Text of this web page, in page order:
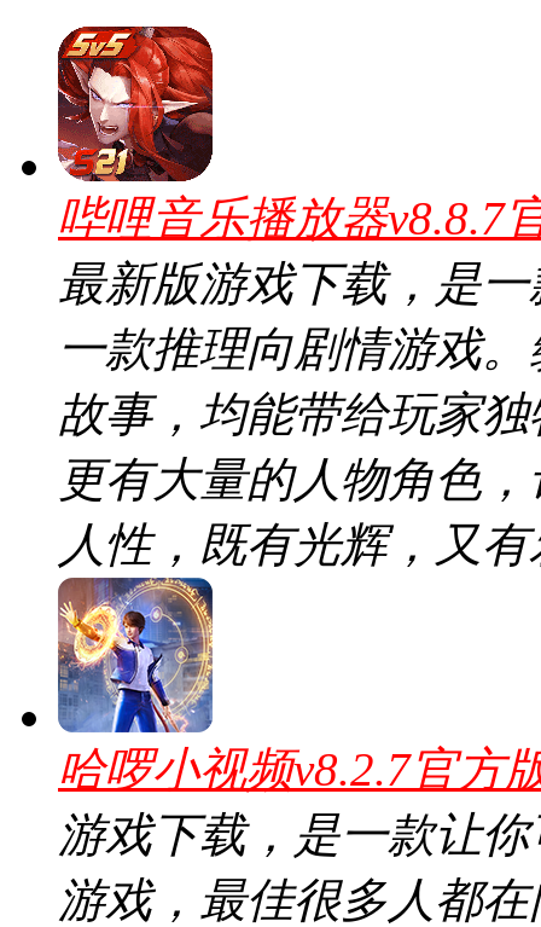
哔哩音乐播放器v8.8.7
最新版游戏下载，是
一款推理向剧情游戏
故事，均能带给玩家
更有大量的人物角色
人性，既有光辉，又
哈啰小视频v8.2.7官方
游戏下载，是一款让
游戏，最佳很多人都